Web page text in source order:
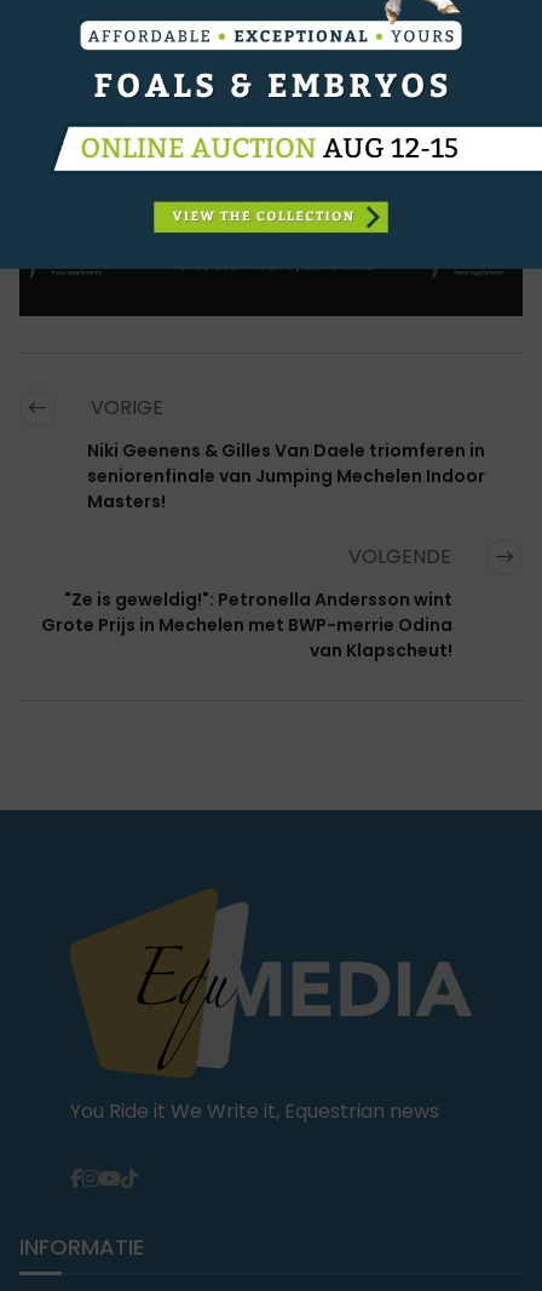
Resultaten
CATEGORIËN:SPORTNIEUWS,SHOWJUMPING ,JUMPING
MECHELEN
VORIGE
Niki Geenens & Gilles Van Daele triomferen in
seniorenfinale van Jumping Mechelen Indoor
Masters!
VOLGENDE
"Ze is geweldig!": Petronella Andersson wint
Grote Prijs in Mechelen met BWP-merrie Odina
van Klapscheut!
You Ride it We Write it, Equestrian news
INFORMATIE